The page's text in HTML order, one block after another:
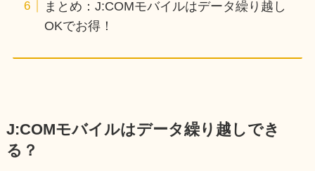
まとめ：J:COMモバイルはデータ繰り越し
OKでお得！
J:COMモバイルはデータ繰り越しでき
る？